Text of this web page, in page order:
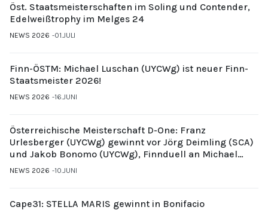
Öst. Staatsmeisterschaften im Soling und Contender,
Edelweißtrophy im Melges 24
NEWS 2026 01.JULI
Finn-ÖSTM: Michael Luschan (UYCWg) ist neuer Finn-
Staatsmeister 2026!
NEWS 2026 16.JUNI
Österreichische Meisterschaft D-One: Franz
Urlesberger (UYCWg) gewinnt vor Jörg Deimling (SCA)
und Jakob Bonomo (UYCWg), Finnduell an Michael
Gubi (UYCMo)
NEWS 2026 10.JUNI
Cape31: STELLA MARIS gewinnt in Bonifacio